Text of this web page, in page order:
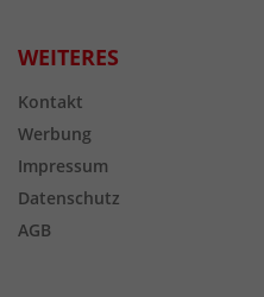
WEITERES
Kontakt
Werbung
Impressum
Datenschutz
AGB